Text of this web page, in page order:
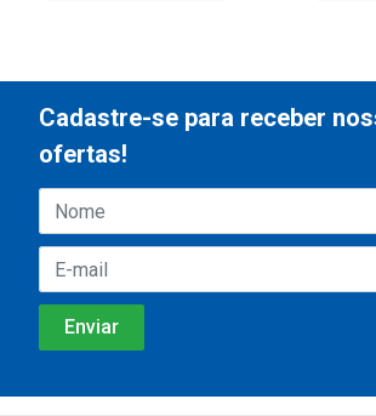
Cadastre-se para receber
ofertas!